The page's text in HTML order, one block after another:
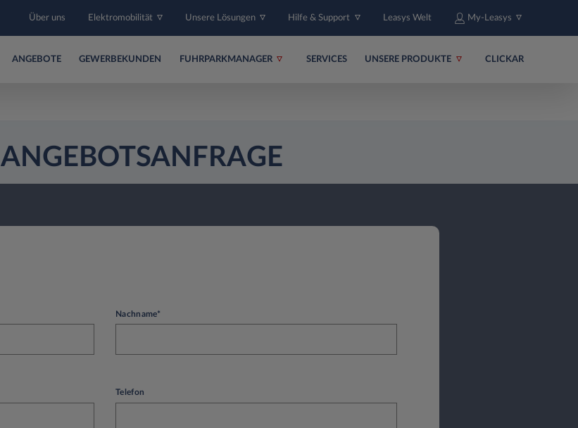
Über uns Elektromobilität Unsere Lösungen Hilfe & Support Leasys Welt My-Leasys
ANGEBOTE GEWERBEKUNDEN FUHRPARKMANAGER SERVICES UNSERE PRODUKTE CLICKAR
ANGEBOTSANFRAGE
Nachname*
Telefon